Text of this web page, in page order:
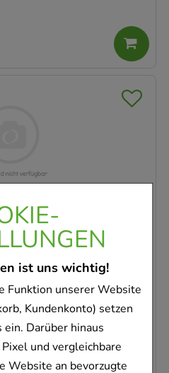
ist uns wichtig!
Funktion unserer Website
Kundenkonto) setzen
Darüber hinaus
und vergleichbare
Website an bevorzugte
GmbH
lieferbar